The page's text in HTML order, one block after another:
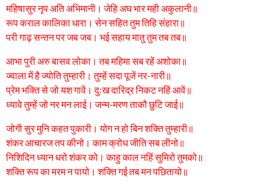
महिषासुर नृप अति अभिमानी। जेहि अघ भार मही अकुलानी॥
रूप कराल कालिका धारा। सेन सहित तुम तिहि संहारा॥
परी गाढ़ सन्तन पर जब जब। भई सहाय मातु तुम तब तब॥
आभा पुरी अरु बासव लोका। तब महिमा सब रहें अशोका॥
ज्वाला में है ज्योति तुम्हारी। तुम्हें सदा पूजें नर-नारी॥
प्रेम भक्ति से जो यश गावें। दुःख दारिद्र निकट नहिं आवें॥
ध्यावे तुम्हें जो नर मन लाई। जन्म-मरण ताकौ छुटि जाई॥
जोगी सुर मुनि कहत पुकारी। योग न हो बिन शक्ति तुम्हारी॥
शंकर आचारज तप कीनो। काम क्रोध जीति सब लीनो॥
निशिदिन ध्यान धरो शंकर को। काहु काल नहिं सुमिरो तुमको॥
शक्ति रूप का मरम न पायो। शक्ति गई तब मन पछितायो॥